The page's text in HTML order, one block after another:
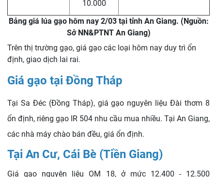
10.000
Bảng giá lúa gạo hôm nay 2/03 tại tỉnh An Giang. (Nguồn:
Sở NN&PTNT An Giang)
Trên thị trường gạo, giá gạo các loại hôm nay duy trì ổn
định, giao dịch lai rai.
Giá gạo tại Đồng Tháp
Tại Sa Đéc (Đồng Tháp), giá gạo nguyên liệu Đài thơm 8
ổn định, riêng gạo IR 504 nhu cầu mua nhiều. Tại An Giang,
các nhà máy chào bán đều, giá ổn định.
Tại An Cư, Cái Bè (Tiền Giang)
Giá gạo nguyên liệu OM 18, ở mức 12.400 - 12.500